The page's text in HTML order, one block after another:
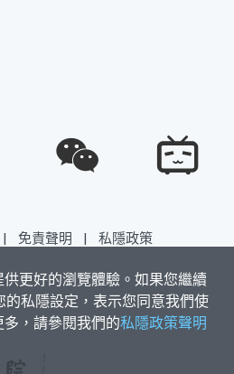
更好的瀏覽體驗。如果您繼續
私隱設定，表示您同意我們使
，請參閱我們的私隱政策聲明
| 免責聲明 | 私隱政策